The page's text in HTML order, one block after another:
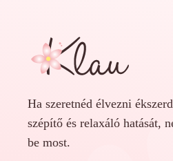
Ha szeretnéd élvezni
szépítő és relaxáló hatását,
be most.